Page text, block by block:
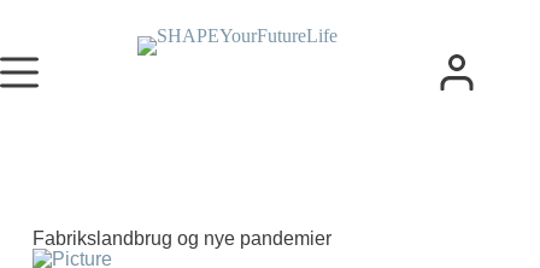
Fabrikslandbrug og nye pandemier